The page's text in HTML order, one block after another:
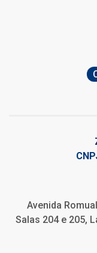
Avenida
Salas 204 e 205,